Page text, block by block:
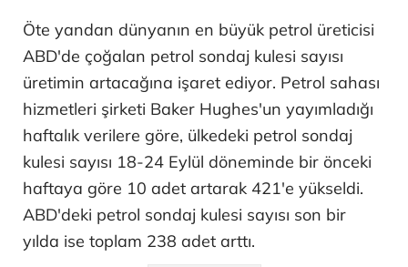
Öte yandan dünyanın en büyük petrol üreticisi
ABD'de çoğalan petrol sondaj kulesi sayısı
üretimin artacağına işaret ediyor. Petrol sahası
hizmetleri şirketi Baker Hughes'un yayımladığı
haftalık verilere göre, ülkedeki petrol sondaj
kulesi sayısı 18-24 Eylül döneminde bir önceki
haftaya göre 10 adet artarak 421'e yükseldi.
ABD'deki petrol sondaj kulesi sayısı son bir
yılda ise toplam 238 adet arttı.